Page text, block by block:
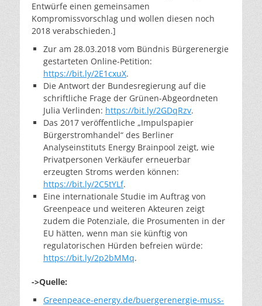
Entwürfe einen gemeinsamen
Kompromissvorschlag und wollen diesen noch
2018 verabschieden.]
Zur am 28.03.2018 vom Bündnis Bürgerenergie
gestarteten Online-Petition:
https://bit.ly/2E1cxuX.
Die Antwort der Bundesregierung auf die
schriftliche Frage der Grünen-Abgeordneten
Julia Verlinden: https://bit.ly/2GDqRzv.
Das 2017 veröffentliche „Impulspapier
Bürgerstromhandel“ des Berliner
Analyseinstituts Energy Brainpool zeigt, wie
Privatpersonen Verkäufer erneuerbar
erzeugten Stroms werden können:
https://bit.ly/2C5tYLf.
Eine internationale Studie im Auftrag von
Greenpeace und weiteren Akteuren zeigt
zudem die Potenziale, die Prosumenten in der
EU hätten, wenn man sie künftig von
regulatorischen Hürden befreien würde:
https://bit.ly/2p2bMMq.
->Quelle:
Greenpeace-energy.de/buergerenergie-muss-